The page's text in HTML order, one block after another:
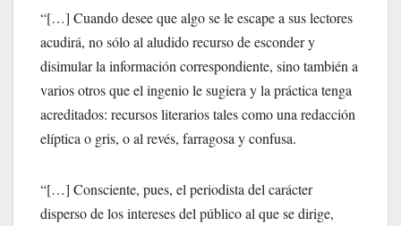
“[…] Cuando desee que algo se le escape a sus lectores
acudirá, no sólo al aludido recurso de esconder y
disimular la información correspondiente, sino también a
varios otros que el ingenio le sugiera y la práctica tenga
acreditados: recursos literarios tales como una redacción
elíptica o gris, o al revés, farragosa y confusa.
“[…] Consciente, pues, el periodista del carácter
disperso de los intereses del público al que se dirige,